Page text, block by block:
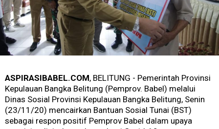
ASPIRASIBABEL.COM, BELITUNG - Pemerintah Provinsi
Kepulauan Bangka Belitung (Pemprov. Babel) melalui
Dinas Sosial Provinsi Kepulauan Bangka Belitung, Senin
(23/11/20) mencairkan Bantuan Sosial Tunai (BST)
sebagai respon positif Pemprov Babel dalam upaya